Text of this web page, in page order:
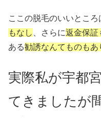
ここの脱毛のいいところ
もなし
、さらに返金保証
ある勧誘なんてものもあ
実際私が宇都
てきましたが